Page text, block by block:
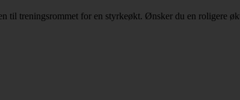
treningsrommet for en styrkeøkt. Ønsker du en roligere